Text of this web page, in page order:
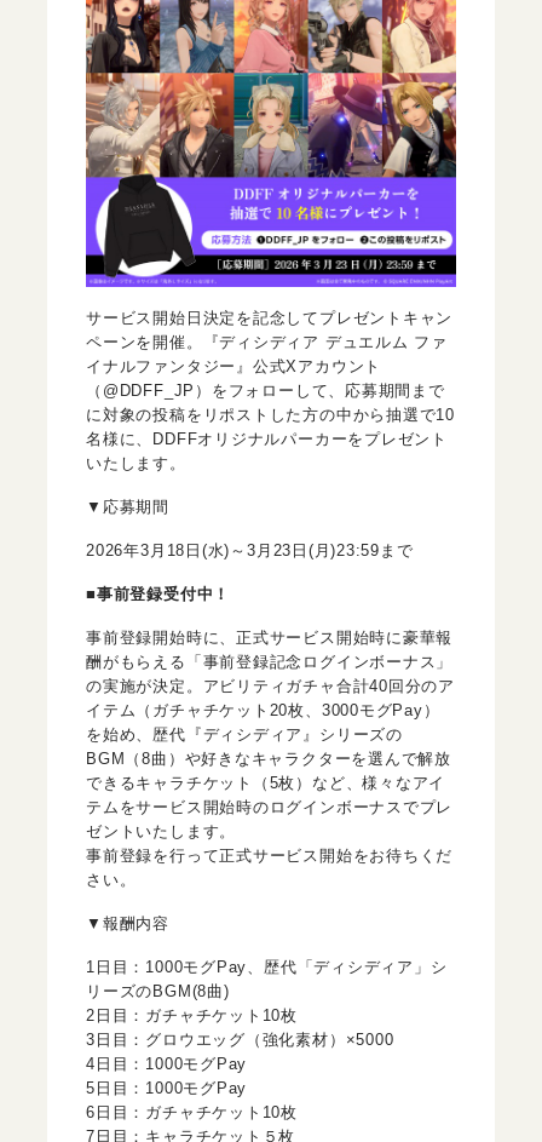
サービス開始日決定を記念してプレゼントキャン
ペーンを開催。『ディシディア デュエルム ファ
イナルファンタジー』公式Xアカウント
（@DDFF_JP）をフォローして、応募期間まで
に対象の投稿をリポストした方の中から抽選で10
名様に、DDFFオリジナルパーカーをプレゼント
いたします。
▼応募期間
2026年3月18日(水)～3月23日(月)23:59まで
■事前登録受付中！
事前登録開始時に、正式サービス開始時に豪華報
酬がもらえる「事前登録記念ログインボーナス」
の実施が決定。アビリティガチャ合計40回分のア
イテム（ガチャチケット20枚、3000モグPay）
を始め、歴代『ディシディア』シリーズの
BGM（8曲）や好きなキャラクターを選んで解放
できるキャラチケット（5枚）など、様々なアイ
テムをサービス開始時のログインボーナスでプレ
ゼントいたします。
事前登録を行って正式サービス開始をお待ちくだ
さい。
▼報酬内容
1日目：1000モグPay、歴代「ディシディア」シ
リーズのBGM(8曲)
2日目：ガチャチケット10枚
3日目：グロウエッグ（強化素材）×5000
4日目：1000モグPay
5日目：1000モグPay
6日目：ガチャチケット10枚
7日目：キャラチケット５枚